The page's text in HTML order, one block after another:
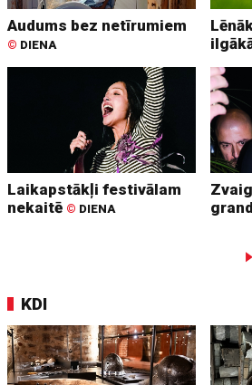
Audums bez netīrumiem
© DIENA
Laikapstākļi festivālam
nekaitē © DIENA
KDI